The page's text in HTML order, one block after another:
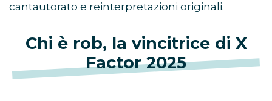
cantautorato e reinterpretazioni originali.
Chi è rob, la vincitrice di X
Factor 2025